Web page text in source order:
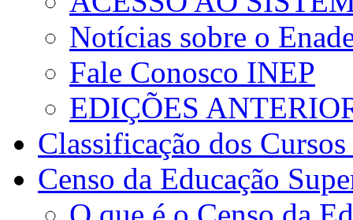
Notícias sobre o
Fale Conosco INEP
EDIÇÕES
Classificação dos
Censo da Educação